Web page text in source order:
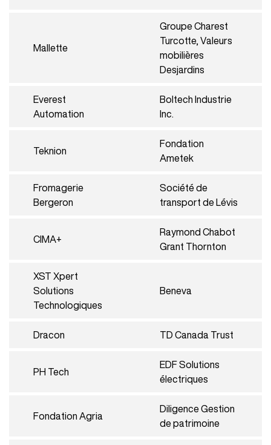
Mallette
Groupe Charest
Turcotte, Valeurs
mobilières
Desjardins
Everest
Automation
Boltech Industrie
Inc.
Teknion
Fondation
Ametek
Fromagerie
Bergeron
Société de
transport de Lévis
CIMA+
Raymond Chabot
Grant Thornton
XST Xpert
Solutions
Technologiques
Beneva
Dracon TD Canada Trust
PH Tech
EDF Solutions
électriques
Fondation Agria
Diligence Gestion
de patrimoine